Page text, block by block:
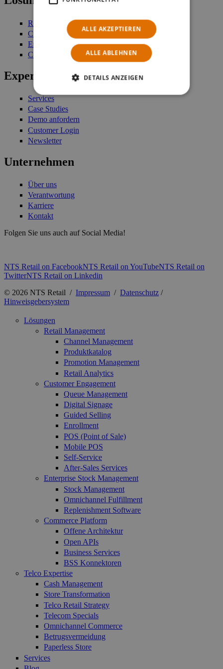
Retail Management
Customer Engagement
Enterprise Stock Management
Commerce Platform
Expertise
Services
Case Studies
Demo anfordern
Customer Login
Newsletter
Unternehmen
Über uns
Verantwortung
Karriere
Kontakt
Folgen Sie uns auch auf Social Media!
NTS Retail on FacebookNTS Retail on YouTubeNTS Retail on
TwitterNTS Retail on Linkedin
© 2026 NTS Retail / Impressum / Datenschutz /
Hinweisgebersystem
Lösungen
Retail Management
Channel Management
Produktkatalog
Promotion Management
Retail Analytics
Customer Engagement
Queue Management
Digital Signage
Guided Selling
Enrollment
POS (Point of Sale)
Mobile POS
Self-Service
After-Sales Services
Enterprise Stock Management
Stock Management
Omnichannel Fulfillment
Replenishment Software
Commerce Platform
Offene Architektur
Open APIs
Business Services
BSS Konnektoren
Telco Expertise
Cash Management
Store Transformation
Telco Retail Strategy
Telecom Specials
Omnichannel Commerce
Betrugsvermeidung
Paperless Store
Services
ALLE AKZEPTIEREN
ALLE ABLEHNEN
DETAILS ANZEIGEN